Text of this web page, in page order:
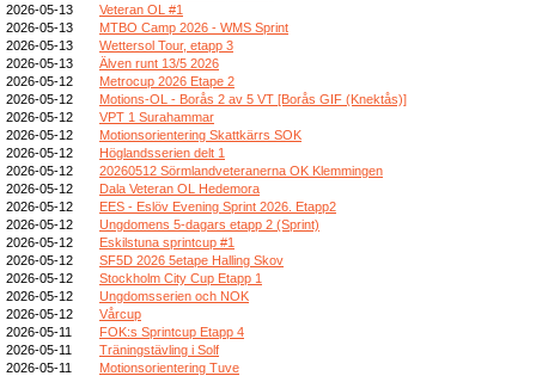
2026-05-13
Veteran OL #1
2026-05-13
MTBO Camp 2026 - WMS Sprint
2026-05-13
Wettersol Tour, etapp 3
2026-05-13
Älven runt 13/5 2026
2026-05-12
Metrocup 2026 Etape 2
2026-05-12
Motions-OL - Borås 2 av 5 VT [Borås GIF (Knektås)]
2026-05-12
VPT 1 Surahammar
2026-05-12
Motionsorientering Skattkärrs SOK
2026-05-12
Höglandsserien delt 1
2026-05-12
20260512 Sörmlandveteranerna OK Klemmingen
2026-05-12
Dala Veteran OL Hedemora
2026-05-12
EES - Eslöv Evening Sprint 2026. Etapp2
2026-05-12
Ungdomens 5-dagars etapp 2 (Sprint)
2026-05-12
Eskilstuna sprintcup #1
2026-05-12
SF5D 2026 5etape Halling Skov
2026-05-12
Stockholm City Cup Etapp 1
2026-05-12
Ungdomsserien och NOK
2026-05-12
Vårcup
2026-05-11
FOK:s Sprintcup Etapp 4
2026-05-11
Träningstävling i Solf
2026-05-11
Motionsorientering Tuve